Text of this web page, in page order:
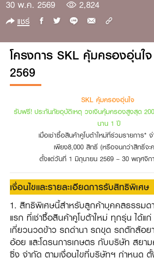
30 พ.ค. 2569 2,824
แชร์
โครงการ SKL คุ้มครองอุ่นใ
2569
SKL คุ้มครองอุ่นใจ
รับฟรี! ประกันภัยอุบัติเหตุ วงเงินคุ้มครองสูงสุด
นาน 1 ปี
เมื่อเช่าซื้อสินค้าคูโบต้าใหม่ที่ร่วมรายการ*
เพียง8,000 สิทธิ์ (หรือจนกว่าสิทธิ์จะ
ตั้งแต่วันที่ 1 มิถุนายน 2569 – 30 พฤศจิก
เงื่อนไขและรายละเอียดการรับสิทธิพิเศษ
1. สิทธิพิเศษนี้สำหรับลูกค้าบุคคลธรรมด
แรก ที่เช่าซื้อสินค้าคูโบต้าใหม่ ทุกรุ่น ได้แ
เกี่ยวนวดข้าว รถดำนา รถขุด รถตักล้อ
อ้อย และโดรนการเกษตร กับบริษัท สยา
ซิ่ง จำกัด ตามเงื่อนไขที่บริษัทฯ กำหนด